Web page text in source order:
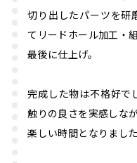
切り出したパーツを研
てリードホール加工・組
最後に仕上げ。
完成した物は不格好で
触りの良さを実感しな
楽しい時間となりました